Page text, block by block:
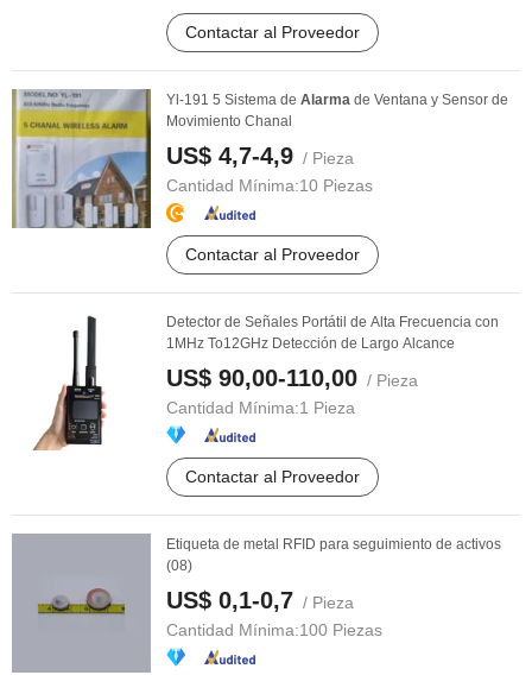
Contactar al Proveedor
Yl-191 5 Sistema de Alarma de Ventana y Sensor de
Movimiento Chanal
US$ 4,7-4,9 / Pieza
Cantidad Mínima:10 Piezas
Contactar al Proveedor
Detector de Señales Portátil de Alta Frecuencia con
1MHz To12GHz Detección de Largo Alcance
US$ 90,00-110,00 / Pieza
Cantidad Mínima:1 Pieza
Contactar al Proveedor
Etiqueta de metal RFID para seguimiento de activos
(08)
US$ 0,1-0,7 / Pieza
Cantidad Mínima:100 Piezas